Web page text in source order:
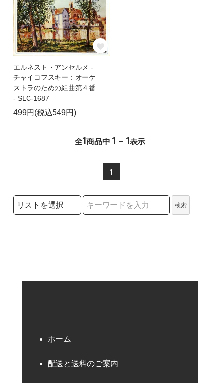
エルネスト・アンセルメ -
チャイコフスキー：オーケ
ストラのための組曲第４番
- SLC-1687
499円(税込549円)
全1商品中 1 - 1表示
1
検索リストの選択
検索
ホーム
配送と送料のご案内